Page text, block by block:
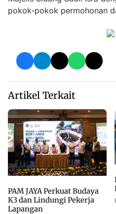
pokok-pokok permohonan
Artikel Terkait
PAM JAYA Perkuat Budaya
K3 dan Lindungi Pekerja
Lapangan